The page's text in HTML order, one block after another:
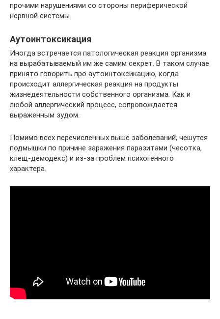
прочими нарушениями со стороны периферической
нервной системы.
Аутоинтоксикация
Иногда встречается патологическая реакция организма
на вырабатываемый им же самим секрет. В таком случае
принято говорить про аутоинтоксикацию, когда
происходит аллергическая реакция на продукты
жизнедеятельности собственного организма. Как и
любой аллергический процесс, сопровождается
выраженным зудом.
Помимо всех перечисленных выше заболеваний, чешутся
подмышки по причине заражения паразитами (чесотка,
клещ-демодекс) и из-за проблем психогенного
характера.